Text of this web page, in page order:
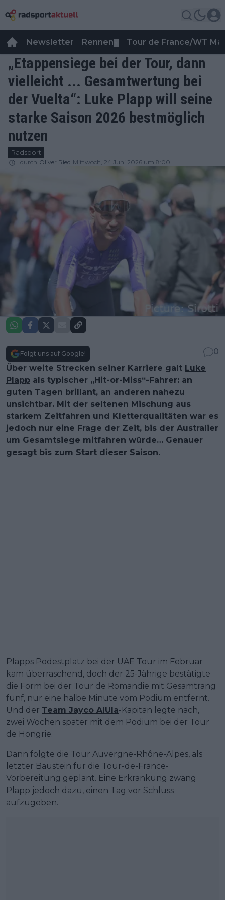
Newsletter Rennen Tour de France/WT
„Etappensiege bei der Tour, dann
vielleicht ... Gesamtwertung bei
der Vuelta“: Luke Plapp will seine
starke Saison 2026 bestmöglich
nutzen
Radsport
durch Oliver Ried Mittwoch, 24 Juni 2026 um 8:00
Folgt uns auf Google!
0
Über weite Strecken seiner Karriere galt Luke
Plapp als typischer „Hit-or-Miss“-Fahrer: an
guten Tagen brillant, an anderen nahezu
unsichtbar. Mit der seltenen Mischung aus
starkem Zeitfahren und Kletterqualitäten war es
jedoch nur eine Frage der Zeit, bis der Australier
um Gesamtsiege mitfahren würde… Genauer
gesagt bis zum Start dieser Saison.
Plapps Podestplatz bei der UAE Tour im Februar
kam überraschend, doch der 25-Jährige bestätigte
die Form bei der Tour de Romandie mit Gesamtrang
fünf, nur eine halbe Minute vom Podium entfernt.
Und der Team Jayco AlUla-Kapitän legte nach,
zwei Wochen später mit dem Podium bei der Tour
de Hongrie.
Dann folgte die Tour Auvergne-Rhône-Alpes, als
letzter Baustein für die Tour-de-France-
Vorbereitung geplant. Eine Erkrankung zwang
Plapp jedoch dazu, einen Tag vor Schluss
aufzugeben.